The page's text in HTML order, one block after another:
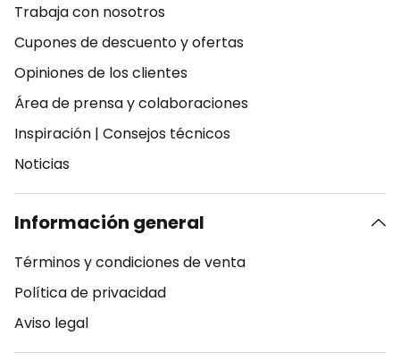
Trabaja con nosotros
Cupones de descuento y ofertas
Opiniones de los clientes
Área de prensa y colaboraciones
Inspiración | Consejos técnicos
Noticias
Información general
Términos y condiciones de venta
Política de privacidad
Aviso legal